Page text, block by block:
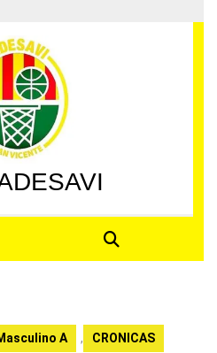
A , CRONICAS